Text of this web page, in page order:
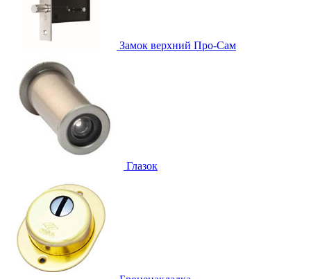
Замок верхний Про-Сам
Глазок